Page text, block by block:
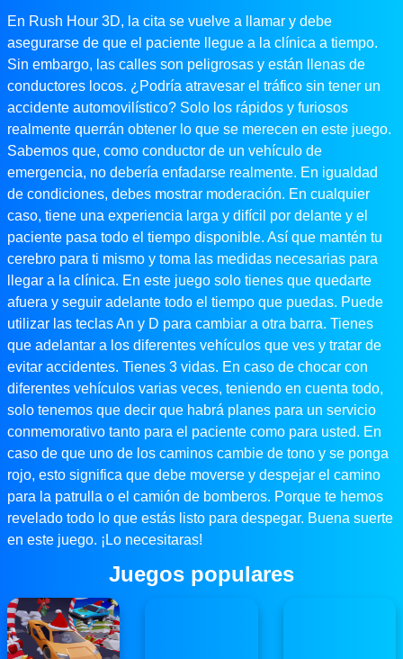
En Rush Hour 3D, la cita se vuelve a llamar y debe
asegurarse de que el paciente llegue a la clínica a tiempo.
Sin embargo, las calles son peligrosas y están llenas de
conductores locos. ¿Podría atravesar el tráfico sin tener un
accidente automovilístico? Solo los rápidos y furiosos
realmente querrán obtener lo que se merecen en este juego.
Sabemos que, como conductor de un vehículo de
emergencia, no debería enfadarse realmente. En igualdad
de condiciones, debes mostrar moderación. En cualquier
caso, tiene una experiencia larga y difícil por delante y el
paciente pasa todo el tiempo disponible. Así que mantén tu
cerebro para ti mismo y toma las medidas necesarias para
llegar a la clínica. En este juego solo tienes que quedarte
afuera y seguir adelante todo el tiempo que puedas. Puede
utilizar las teclas An y D para cambiar a otra barra. Tienes
que adelantar a los diferentes vehículos que ves y tratar de
evitar accidentes. Tienes 3 vidas. En caso de chocar con
diferentes vehículos varias veces, teniendo en cuenta todo,
solo tenemos que decir que habrá planes para un servicio
conmemorativo tanto para el paciente como para usted. En
caso de que uno de los caminos cambie de tono y se ponga
rojo, esto significa que debe moverse y despejar el camino
para la patrulla o el camión de bomberos. Porque te hemos
revelado todo lo que estás listo para despegar. Buena suerte
en este juego. ¡Lo necesitaras!
Juegos populares